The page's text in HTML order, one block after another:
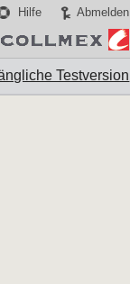
Hilfe Abmelden
Testversion